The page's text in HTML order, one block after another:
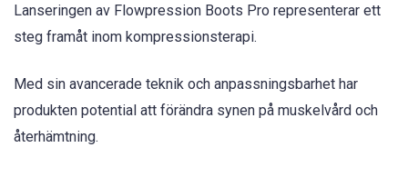
Lanseringen av Flowpression Boots Pro representerar ett
steg framåt inom kompressionsterapi.
Med sin avancerade teknik och anpassningsbarhet har
produkten potential att förändra synen på muskelvård och
återhämtning.